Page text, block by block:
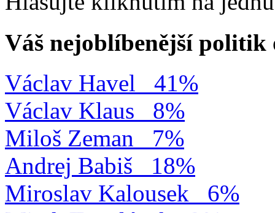
Váš nejoblíbenější politik
Václav Havel
41%
Václav Klaus
8%
Miloš Zeman
7%
Andrej Babiš
18%
Miroslav Kalousek
6%